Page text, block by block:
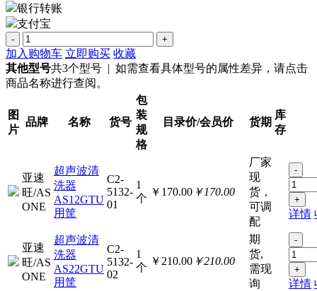
银行转账
支付宝
- +
加入购物车 立即购买 收藏
其他型号共3个型号 | 如需查看具体型号的属性差异，请点击
商品名称进行查阅。
图
片
品牌 名称 货号
包
装
规
格
目录价/会员价 货期
库
存
亚速
旺/AS
ONE
超声波清
洗器
AS12GTU
用筐
C2-
5132-
01
1
个
￥170.00 ￥170.00
厂家
现
货，
可调
配
-
+
详情
亚速
旺/AS
ONE
超声波清
洗器
AS22GTU
用筐
C2-
5132-
02
1
个
￥210.00 ￥210.00
期
货,
需现
询
-
+
详情